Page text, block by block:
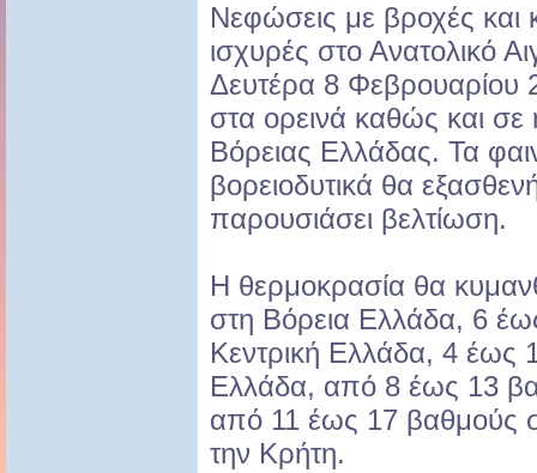
Νεφώσεις με βροχές και
ισχυρές στο Ανατολικό
Δευτέρα 8 Φεβρουαρίου
στα ορεινά καθώς και σε
Βόρειας Ελλάδας. Τα
βορειοδυτικά θα
παρουσιάσει βελτίωση.
Η θερμοκρασία θα
στη Βόρεια Ελλάδα, 6
Κεντρική Ελλάδα, 4 έως
Ελλάδα, από 8 έως 13
από 11 έως 17 βαθμούς
την Κρήτη.